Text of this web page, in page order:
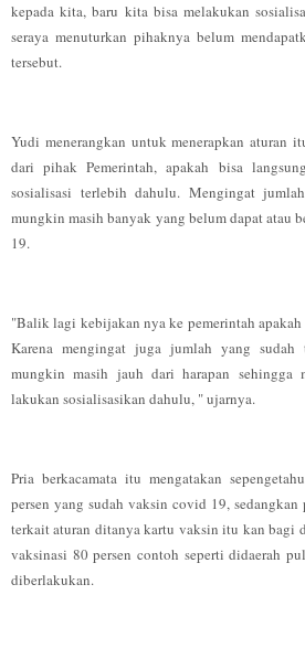
kepada kita, baru kita bisa melakukan
seraya menuturkan pihaknya belum
tersebut.
Yudi menerangkan untuk menerapkan aturan
dari pihak Pemerintah, apakah bisa
sosialisasi terlebih dahulu. Mengingat
mungkin masih banyak yang belum dapat atau
19.
"Balik lagi kebijakan nya ke pemerintah
Karena mengingat juga jumlah yang
mungkin masih jauh dari harapan sehingga
lakukan sosialisasikan dahulu, " ujarnya.
Pria berkacamata itu mengatakan
persen yang sudah vaksin covid 19, sedangkan
terkait aturan ditanya kartu vaksin itu kan bagi
vaksinasi 80 persen contoh seperti didaerah
diberlakukan.